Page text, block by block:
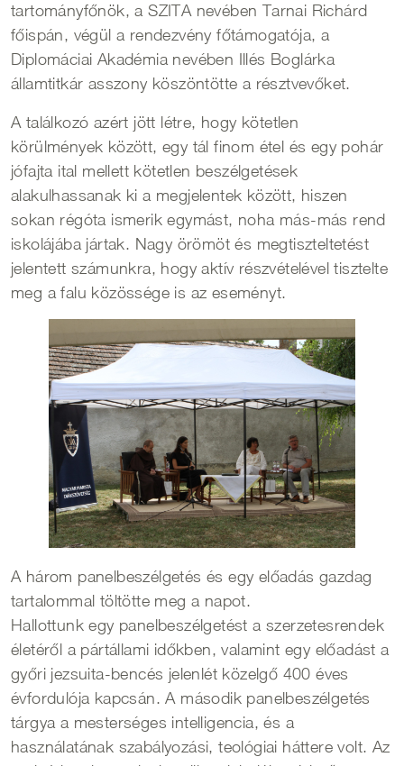
tartományfőnök, a SZITA nevében Tarnai Richárd
főispán, végül a rendezvény főtámogatója, a
Diplomáciai Akadémia nevében Illés Boglárka
államtitkár asszony köszöntötte a résztvevőket.
A találkozó azért jött létre, hogy kötetlen
körülmények között, egy tál finom étel és egy pohár
jófajta ital mellett kötetlen beszélgetések
alakulhassanak ki a megjelentek között, hiszen
sokan régóta ismerik egymást, noha más-más rend
iskolájába jártak. Nagy örömöt és megtiszteltetést
jelentett számunkra, hogy aktív részvételével tisztelte
meg a falu közössége is az eseményt.
A három panelbeszélgetés és egy előadás gazdag
tartalommal töltötte meg a napot.
Hallottunk egy panelbeszélgetést a szerzetesrendek
életéről a pártállami időkben, valamint egy előadást a
győri jezsuita-bencés jelenlét közelgő 400 éves
évfordulója kapcsán. A második panelbeszélgetés
tárgya a mesterséges intelligencia, és a
használatának szabályozási, teológiai háttere volt. Az